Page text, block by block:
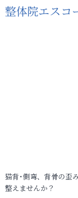
整体院エスコ
猫背･側弯、背骨の歪
整えませんか？